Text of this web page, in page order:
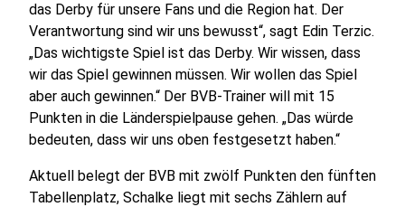
das Derby für unsere Fans und die Region hat. Der
Verantwortung sind wir uns bewusst“, sagt Edin Terzic.
„Das wichtigste Spiel ist das Derby. Wir wissen, dass
wir das Spiel gewinnen müssen. Wir wollen das Spiel
aber auch gewinnen.“ Der BVB-Trainer will mit 15
Punkten in die Länderspielpause gehen. „Das würde
bedeuten, dass wir uns oben festgesetzt haben.“
Aktuell belegt der BVB mit zwölf Punkten den fünften
Tabellenplatz, Schalke liegt mit sechs Zählern auf